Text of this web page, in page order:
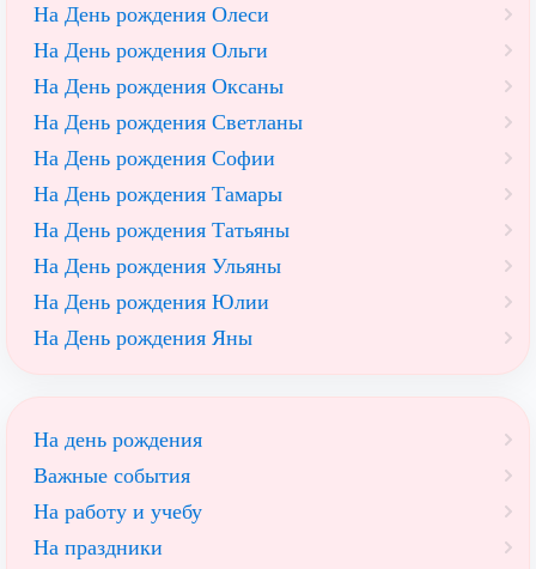
На День рождения Олеси
На День рождения Ольги
На День рождения Оксаны
На День рождения Светланы
На День рождения Софии
На День рождения Тамары
На День рождения Татьяны
На День рождения Ульяны
На День рождения Юлии
На День рождения Яны
На день рождения
Важные события
На работу и учебу
На праздники